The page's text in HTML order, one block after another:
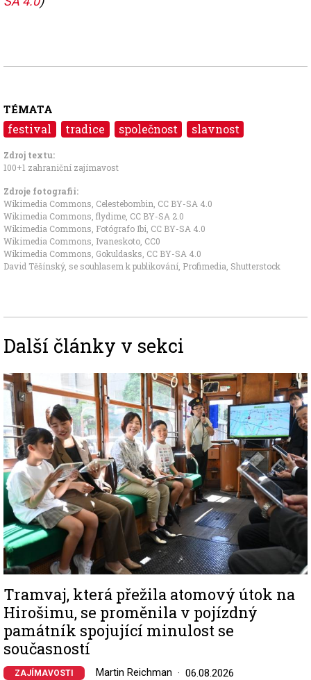
TÉMATA
festival tradice společnost slavnost
Zdroj textu:
100+1 zahraniční zajímavost
Zdroje fotografii:
Wikimedia Commons, Celestebombin CC BY-SA 4.0
Wikimedia Commons, flydime CC BY-SA 2.0
Wikimedia Commons, Fotógrafo Ibi CC BY-SA 4.0
Wikimedia Commons, Ivaneskoto CC0
Wikimedia Commons, Gokuldasks CC BY-SA 4.0
David Těšínský, se souhlasem k publikování, Profimedia , Shutterstock
Další články v sekci
Image
Tramvaj, která přežila atomový útok na
Hirošimu, se proměnila v pojízdný
památník spojující minulost se
současností
ZAJÍMAVOSTI Martin Reichman 06.08.2026